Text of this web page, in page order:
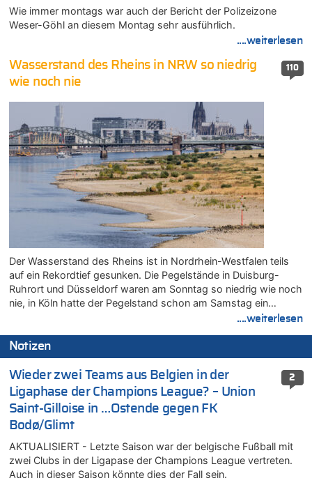
Wie immer montags war auch der Bericht der Polizeizone
Weser-Göhl an diesem Montag sehr ausführlich.
....weiterlesen
110
Wasserstand des Rheins in NRW so niedrig
wie noch nie
Der Wasserstand des Rheins ist in Nordrhein-Westfalen teils
auf ein Rekordtief gesunken. Die Pegelstände in Duisburg-
Ruhrort und Düsseldorf waren am Sonntag so niedrig wie noch
nie, in Köln hatte der Pegelstand schon am Samstag ein…
....weiterlesen
Notizen
2
Wieder zwei Teams aus Belgien in der
Ligaphase der Champions League? – Union
Saint-Gilloise in …Ostende gegen FK
Bodø/Glimt
AKTUALISIERT - Letzte Saison war der belgische Fußball mit
zwei Clubs in der Ligapase der Champions League vertreten.
Auch in dieser Saison könnte dies der Fall sein.